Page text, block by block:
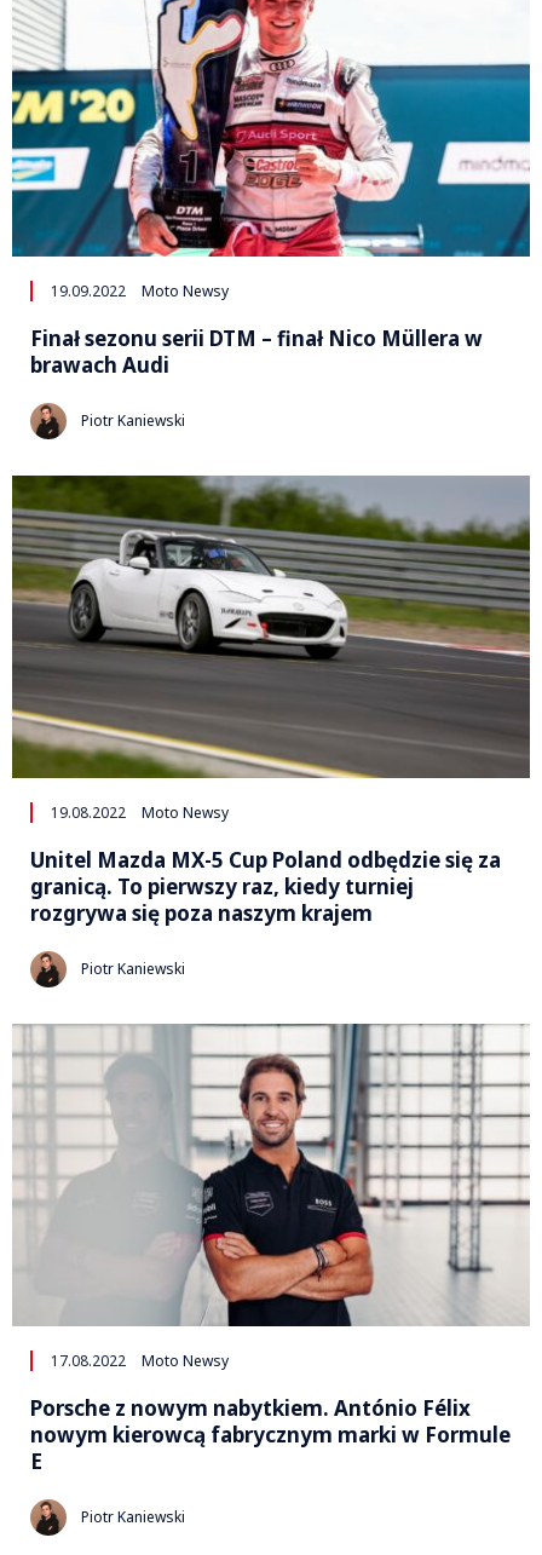
19.09.2022 Moto Newsy
Finał sezonu serii DTM – finał Nico Müllera w
brawach Audi
Piotr Kaniewski
19.08.2022 Moto Newsy
Unitel Mazda MX-5 Cup Poland odbędzie się za
granicą. To pierwszy raz, kiedy turniej
rozgrywa się poza naszym krajem
Piotr Kaniewski
17.08.2022 Moto Newsy
Porsche z nowym nabytkiem. António Félix
nowym kierowcą fabrycznym marki w Formule
E
Piotr Kaniewski